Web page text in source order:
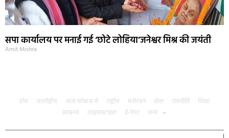
सपा कार्यालय पर मनाई गई ‘छोटे लोहिया’जनेश्वर मिश्र की जयंती
Amit Mishra
होम अंतर्राष्ट्रीय आज फोकस में राष्ट्रीय मनोरंजन खेल राजनीति
शिक्षा
स्वास्थ्य
लाइफस्टाइल ई-पेपर अन्य